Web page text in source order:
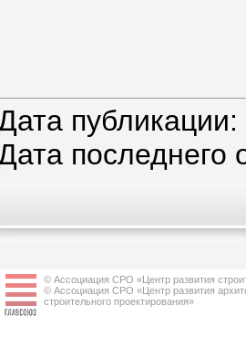
последнего
© Ассоциация СРО «Центр развития
© Ассоциация СРО «Центр развития
строительного проектирования»